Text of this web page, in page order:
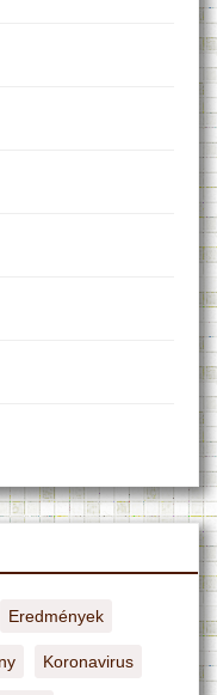
Eredmények
Koronavirus